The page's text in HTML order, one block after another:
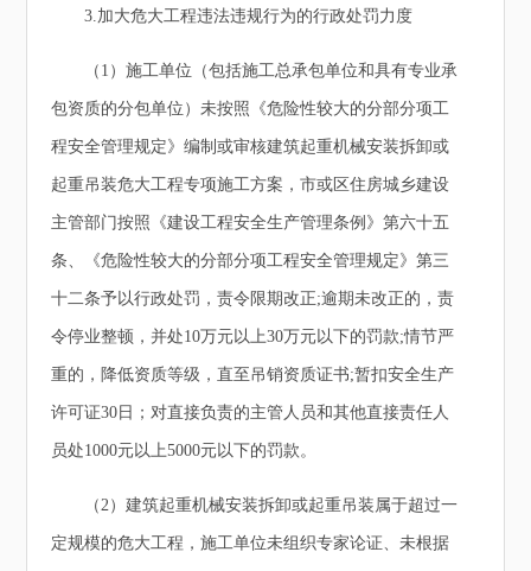
3.加大危大工程违法违规行为的行政处罚力度
（1）施工单位（包括施工总承包单位和具有专业承
包资质的分包单位）未按照《危险性较大的分部分项工
程安全管理规定》编制或审核建筑起重机械安装拆卸或
起重吊装危大工程专项施工方案，市或区住房城乡建设
主管部门按照《建设工程安全生产管理条例》第六十五
条、《危险性较大的分部分项工程安全管理规定》第三
十二条予以行政处罚，责令限期改正;逾期未改正的，责
令停业整顿，并处10万元以上30万元以下的罚款;情节严
重的，降低资质等级，直至吊销资质证书;暂扣安全生产
许可证30日；对直接负责的主管人员和其他直接责任人
员处1000元以上5000元以下的罚款。
（2）建筑起重机械安装拆卸或起重吊装属于超过一
定规模的危大工程，施工单位未组织专家论证、未根据